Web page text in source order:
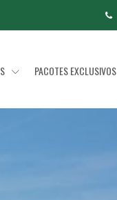
PACOTES EXCLUSIVOS